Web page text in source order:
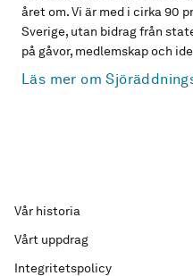
året om. Vi är med i cirka 90
Sverige, utan bidrag från
på gåvor, medlemskap och
Läs mer om
Vår historia
Vårt uppdrag
Integritetspolicy